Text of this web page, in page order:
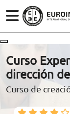
ÁREAS
ESTUDIOS
CONOCE
(+34)958 050 200
900 831 200
Curso
dirección
Curso de